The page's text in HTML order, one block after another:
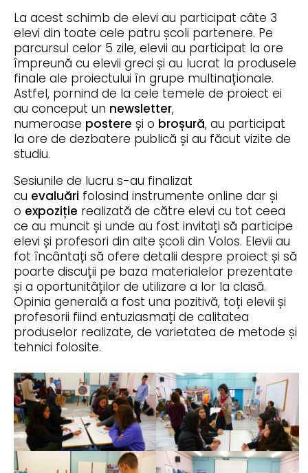
La acest schimb de elevi au participat câte 3
elevi din toate cele patru școli partenere. Pe
parcursul celor 5 zile, elevii au participat la ore
împreună cu elevii greci și au lucrat la produsele
finale ale proiectului în grupe multinaționale.
Astfel, pornind de la cele temele de proiect ei
au conceput un newsletter,
numeroase postere și o broșură, au participat
la ore de dezbatere publică și au făcut vizite de
studiu.
Sesiunile de lucru s-au finalizat
cu evaluări folosind instrumente online dar și
o expoziție realizată de către elevi cu tot ceea
ce au muncit și unde au fost invitați să participe
elevi și profesori din alte școli din Volos. Elevii au
fot încântați să ofere detalii despre proiect și să
poarte discuții pe baza materialelor prezentate
și a oportunităților de utilizare a lor la clasă.
Opinia generală a fost una pozitivă, toți elevii și
profesorii fiind entuziasmați de calitatea
produselor realizate, de varietatea de metode și
tehnici folosite.